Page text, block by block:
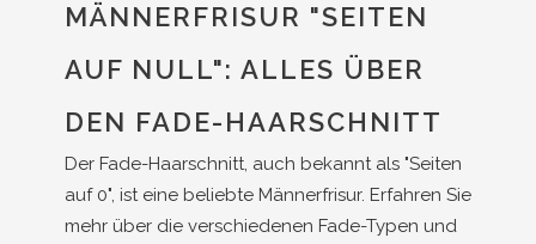
MÄNNERFRISUR "SEITEN
AUF NULL": ALLES ÜBER
DEN FADE-HAARSCHNITT
Der Fade-Haarschnitt, auch bekannt als "Seiten
auf 0", ist eine beliebte Männerfrisur. Erfahren Sie
mehr über die verschiedenen Fade-Typen und